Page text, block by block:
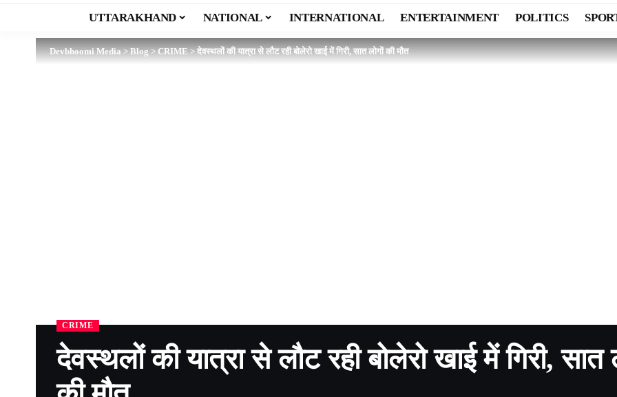
UTTARAKHAND NATIONAL INTERNATIONAL ENTERTAINMENT POLITICS
Devbhoomi Media>Blog>CRIME>देवस्थलों की यात्रा से लौट रही बोलेरो खाई में गिरी, सात लोगों की मौत
CRIME
देवस्थलों की यात्रा से लौट रही बोलेरो खाई में गिरी, सात